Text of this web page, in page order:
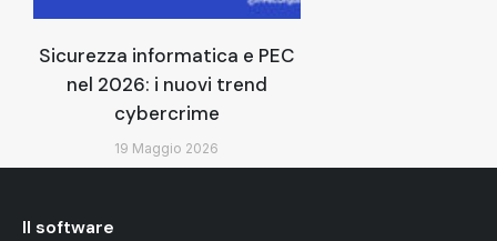
Sicurezza informatica e PEC
nel 2026: i nuovi trend
cybercrime
19 Maggio 2026
Il software